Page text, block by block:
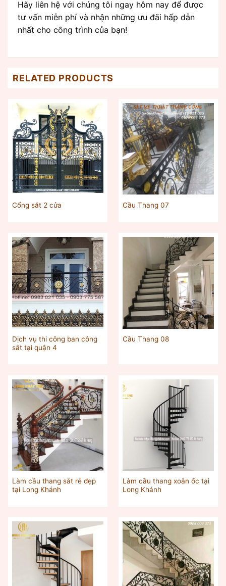
Hãy liên hệ với chúng tôi ngay hôm nay để được
tư vấn miễn phí và nhận những ưu đãi hấp dẫn
nhất cho công trình của bạn!
RELATED PRODUCTS
Cổng sắt 2 cửa Cầu Thang 07
Dịch vụ thi công ban công
sắt tại quận 4
Cầu Thang 08
Làm cầu thang sắt rẻ đẹp
tại Long Khánh
Làm cầu thang xoắn ốc tại
Long Khánh